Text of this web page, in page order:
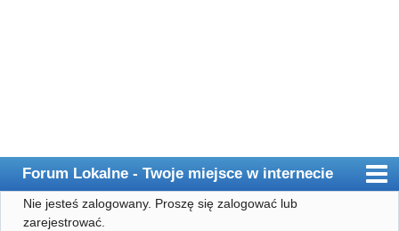
Forum Lokalne - Twoje miejsce w internecie
Główna
Nie jesteś zalogowany. Proszę się zalogować lub
zarejestrować.